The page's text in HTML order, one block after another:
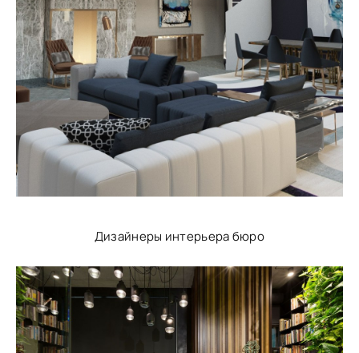
Дизайнеры интерьера бюро